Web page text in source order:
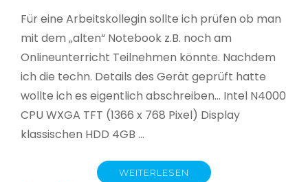
Für eine Arbeitskollegin sollte ich prüfen ob man
mit dem „alten“ Notebook z.B. noch am
Onlineunterricht Teilnehmen könnte. Nachdem
ich die techn. Details des Gerät geprüft hatte
wollte ich es eigentlich abschreiben… Intel N4000
CPU WXGA TFT (1366 x 768 Pixel) Display
klassischen HDD 4GB …
WEITERLESEN